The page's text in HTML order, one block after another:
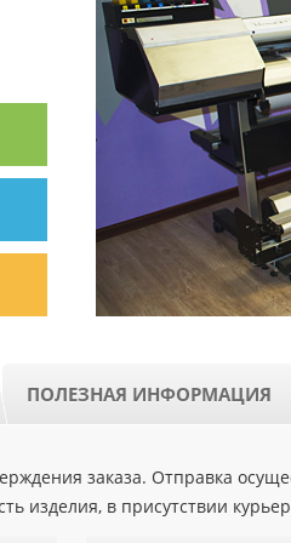
ПОЛЕЗНАЯ ИНФОРМАЦИЯ
заказа. Отправка
изделия, в присутствии